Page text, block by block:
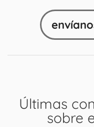
Últimas
sobre